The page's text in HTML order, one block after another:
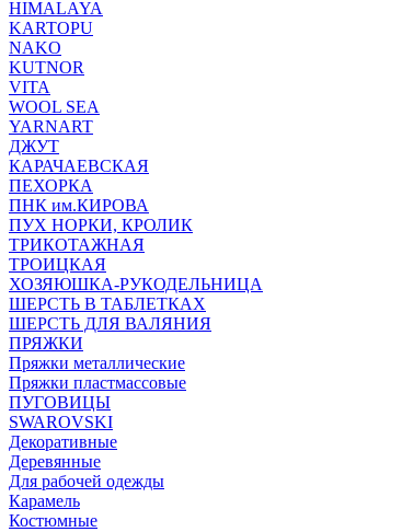
HIMALAYA
KARTOPU
NAKO
KUTNOR
VITA
WOOL SEA
YARNART
ДЖУТ
КАРАЧАЕВСКАЯ
ПЕХОРКА
ПНК им.КИРОВА
ПУХ НОРКИ, КРОЛИК
ТРИКОТАЖНАЯ
ТРОИЦКАЯ
ХОЗЯЮШКА-РУКОДЕЛЬНИЦА
ШЕРСТЬ В ТАБЛЕТКАХ
ШЕРСТЬ ДЛЯ ВАЛЯНИЯ
ПРЯЖКИ
Пряжки металлические
Пряжки пластмассовые
ПУГОВИЦЫ
SWAROVSKI
Декоративные
Деревянные
Для рабочей одежды
Карамель
Костюмные